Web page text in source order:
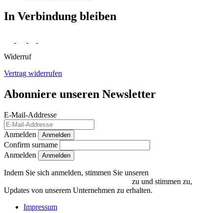
In Verbindung bleiben
Widerruf
Vertrag widerrufen
Abonniere unseren Newsletter
E-Mail-Addresse
Anmelden Anmelden
Confirm surname
Anmelden
Indem Sie sich anmelden, stimmen Sie unseren
zu und stimmen zu,
Updates von unserem Unternehmen zu erhalten.
Impressum